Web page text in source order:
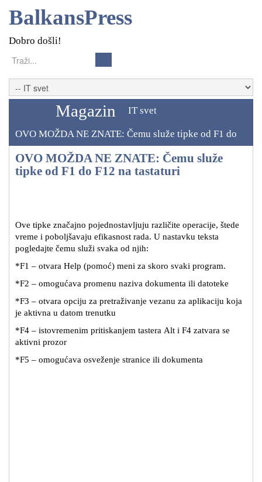
BalkansPress
Dobro došli!
Magazin IT svet
OVO MOŽDA NE ZNATE: Čemu služe tipke od F1 do
F12 na tastaturi
OVO MOŽDA NE ZNATE: Čemu služe
tipke od F1 do F12 na tastaturi
Ove tipke značajno pojednostavljuju različite operacije, štede
vreme i poboljšavaju efikasnost rada. U nastavku teksta
pogledajte čemu služi svaka od njih:
*F1 – otvara Help (pomoć) meni za skoro svaki program.
*F2 – omogućava promenu naziva dokumenta ili datoteke
*F3 – otvara opciju za pretraživanje vezanu za aplikaciju koja
je aktivna u datom trenutku
*F4 – istovremenim pritiskanjem tastera Alt i F4 zatvara se
aktivni prozor
*F5 – omogućava osveženje stranice ili dokumenta